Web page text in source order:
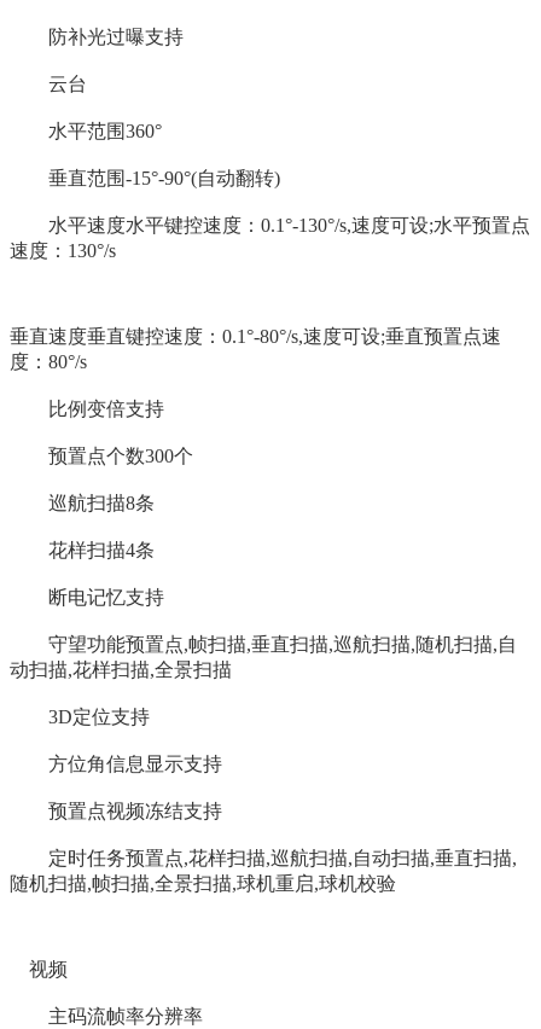
防补光过曝支持
云台
水平范围360°
垂直范围-15°-90°(自动翻转)
水平速度水平键控速度：0.1°-130°/s,速度可设;水平预置点
速度：130°/s
垂直速度垂直键控速度：0.1°-80°/s,速度可设;垂直预置点速
度：80°/s
比例变倍支持
预置点个数300个
巡航扫描8条
花样扫描4条
断电记忆支持
守望功能预置点,帧扫描,垂直扫描,巡航扫描,随机扫描,自
动扫描,花样扫描,全景扫描
3D定位支持
方位角信息显示支持
预置点视频冻结支持
定时任务预置点,花样扫描,巡航扫描,自动扫描,垂直扫描,
随机扫描,帧扫描,全景扫描,球机重启,球机校验
视频
主码流帧率分辨率